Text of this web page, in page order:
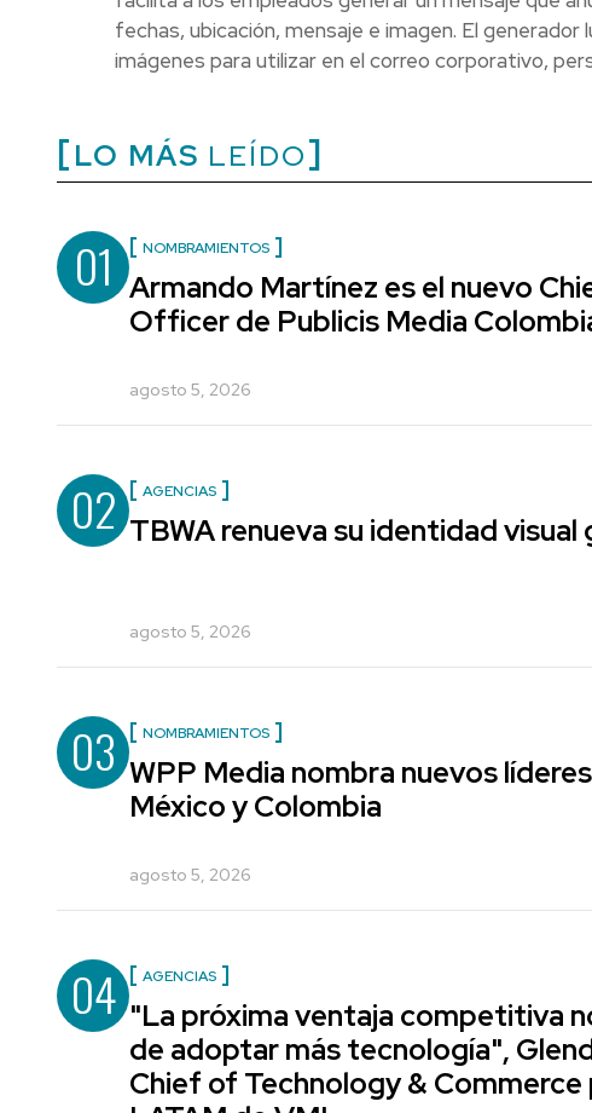
fechas, ubicación, mensaje e imagen. El
imágenes para utilizar en el correo corporativo,
LO MÁS LEÍDO
01 NOMBRAMIENTOS
Armando Martínez es el nuevo
Officer de Publicis Media
agosto 5, 2026
02 AGENCIAS
TBWA renueva su identidad visual
agosto 5, 2026
03 NOMBRAMIENTOS
WPP Media nombra nuevos
México y Colombia
agosto 5, 2026
04 AGENCIAS
"La próxima ventaja competitiva
de adoptar más tecnología",
Chief of Technology & Commerce